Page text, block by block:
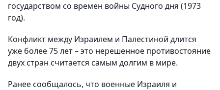
государством со времен войны Судного дня (1973
год).
Конфликт между Израилем и Палестиной длится
уже более 75 лет – это нерешенное противостояние
двух стран считается самым долгим в мире.
Ранее сообщалось, что военные Израиля и